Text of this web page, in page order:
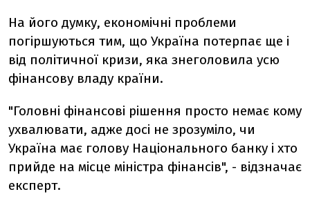
На його думку, економічні проблеми
погіршуються тим, що Україна потерпає ще і
від політичної кризи, яка знеголовила усю
фінансову владу країни.
"Головні фінансові рішення просто немає кому
ухвалювати, адже досі не зрозуміло, чи
Україна має голову Національного банку і хто
прийде на місце міністра фінансів", - відзначає
експерт.